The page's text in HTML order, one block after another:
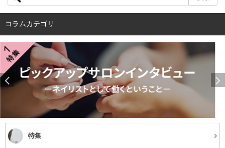
この合成界面活性剤のおかげで、髪についた汚れが落ち、
泡立つようになっています。
ただし、この合成界面活性剤は、泡立てたシャンプーをし
っかり洗い流さないと、皮脂線がつまって、髪の毛の入れ
替わりサイクルを乱してしまう原因となります。サイクル
が乱れると、抜け毛や薄毛の原因になることも……。
一方でクリームシャンプーは、合成界面活性剤が入ってい
ない、もしくはかなりの少量におさえられています。その
ため、刺激がかなりおさえられ、それだけでも、髪へのダ
コラムカテゴリ
特集